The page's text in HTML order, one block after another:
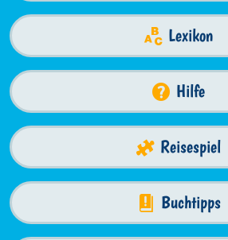
Lexikon
Hilfe
Reisespiel
Buchtipps